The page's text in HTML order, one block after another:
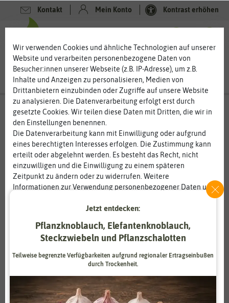
Kontakt Mein Konto Kontrast erhöhen
Vergrößern durch berühren
Wir verwenden Cookies und ähnliche Technologien auf unserer
Website und verarbeiten personenbezogene Daten von
Besucher:innen unserer Webseite (z.B. IP-Adresse), um z.B.
Inhalte und Anzeigen zu personalisieren, Medien von
Drittanbietern einzubinden oder Zugriffe auf unsere Website
zu analysieren. Die Datenverarbeitung erfolgt erst durch
gesetzte Cookies. Wir teilen diese Daten mit Dritten, die wir in
den Einstellungen benennen.
Die Datenverarbeitung kann mit Einwilligung oder aufgrund
eines berechtigten Interesses erfolgen. Die Zustimmung kann
erteilt oder abgelehnt werden. Es besteht das Recht, nicht
einzuwilligen und die Einwilligung zu einem späteren
Zeitpunkt zu ändern oder zu widerrufen. Weitere
Informationen zur Verwendung personenbezogener Daten und
Essenziell Statistik
Zahlungsdienstleister Marketing
Externe Medien Funktional
Weitere Einstellungen
Jetzt entdecken:
Pflanzknoblauch, Elefantenknoblauch,
Steckzwiebeln und Pflanzschalotten
Teilweise begrenzte Verfügbarkeiten aufgrund regionaler Ertragseinbußen
durch Trockenheit.